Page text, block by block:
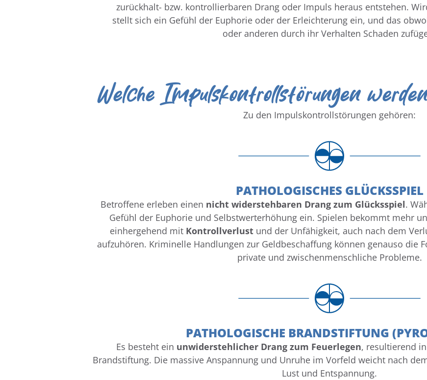
zurückhalt- bzw. kontrollierbaren Drang oder Impuls heraus entstehen.
stellt sich ein Gefühl der Euphorie oder der Erleichterung ein, und das
oder anderen durch ihr Verhalten Schaden
Welche Impulskontrollstörungen
Zu den Impulskontrollstörungen gehören:
PATHOLOGISCHES GLÜCKSSPIEL
Betroffene erleben einen nicht widerstehbaren Drang zum Glücksspiel.
Gefühl der Euphorie und Selbstwerterhöhung ein. Spielen bekommt mehr
einhergehend mit Kontrollverlustund der Unfähigkeit, auch nach dem
aufzuhören. Kriminelle Handlungen zur Geldbeschaffung können genauso die
private und zwischenmenschliche Probleme.
PATHOLOGISCHE BRANDSTIFTUNG
Es besteht ein unwiderstehlicher Drang zum Feuerlegen, resultierend
Brandstiftung. Die massive Anspannung und Unruhe im Vorfeld weicht nach
Lust und Entspannung.